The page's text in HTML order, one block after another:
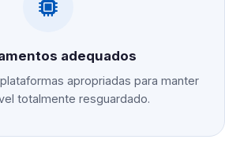
adequados
apropriadas para manter
totalmente resguardado.